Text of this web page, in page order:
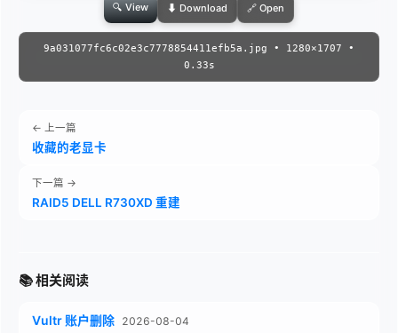
🔍 View ⬇ Download 🔗 Open
9a031077fc6c02e3c7778854411efb5a.jpg • 1280×1707 •
0.33s
← 上一篇
收藏的老显卡
下一篇 →
RAID5 DELL R730XD 重建
📚 相关阅读
Vultr 账户删除 2026-08-04